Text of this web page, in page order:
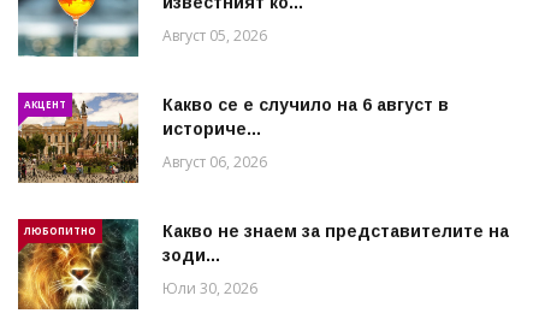
Август 05, 2026
АКЦЕНТ
Какво се е случило на 6 август в
историче...
Август 06, 2026
ЛЮБОПИТНО
Какво не знаем за представителите на
зоди...
Юли 30, 2026